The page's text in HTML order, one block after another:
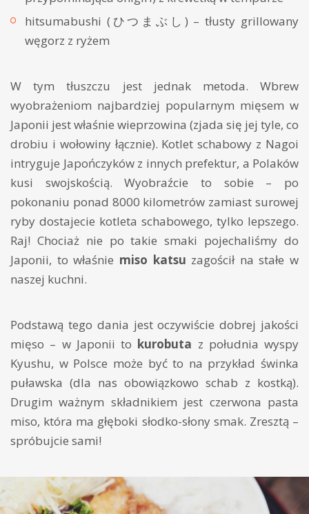
hitsumabushi (ひつまぶし) – tłusty grillowany
węgorz z ryżem
W tym tłuszczu jest jednak metoda. Wbrew
wyobrażeniom najbardziej popularnym mięsem w
Japonii jest właśnie wieprzowina (zjada się jej tyle, co
drobiu i wołowiny łącznie). Kotlet schabowy z Nagoi
intryguje Japończyków z innych prefektur, a Polaków
kusi swojskością. Wyobraźcie to sobie – po
pokonaniu ponad 8000 kilometrów zamiast surowej
ryby dostajecie kotleta schabowego, tylko lepszego.
Raj! Chociaż nie po takie smaki pojechaliśmy do
Japonii, to właśnie miso katsu zagościł na stałe w
naszej kuchni.
Podstawą tego dania jest oczywiście dobrej jakości
mięso – w Japonii to kurobuta z południa wyspy
Kyushu, w Polsce może być to na przykład świnka
puławska (dla nas obowiązkowo schab z kostką).
Drugim ważnym składnikiem jest czerwona pasta
miso, która ma głęboki słodko-słony smak. Zresztą –
spróbujcie sami!